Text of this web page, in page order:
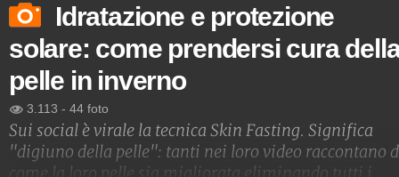
Idratazione e protezione
solare: come prendersi cura
pelle in inverno
3.113 - 44 foto
Sui social è virale la tecnica Skin Fasting. Significa
"digiuno della pelle": tanti nei loro video raccontano
come la loro pelle sia migliorata eliminando tutti i